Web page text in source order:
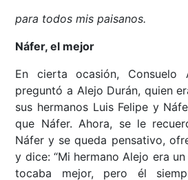
para todos mis paisanos.
Náfer, el mejor
En cierta ocasión, Consuelo
preguntó a Alejo Durán, quien
sus hermanos Luis Felipe y
que Náfer. Ahora, se le
Náfer y se queda pensativo,
y dice: “Mi hermano Alejo era
tocaba mejor, pero él